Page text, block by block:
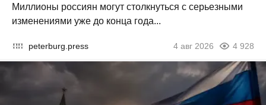
Миллионы россиян могут столкнуться с серьезными
изменениями уже до конца года...
peterburg.press 4 авг 2026 4 928